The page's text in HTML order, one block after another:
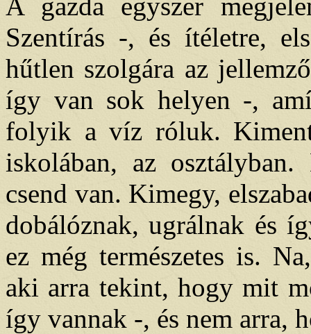
Szentírás -, és ítéletre,
hűtlen szolgára az
így van sok helyen -,
folyik a víz róluk.
iskolában, az
csend van. Kimegy,
dobálóznak, ugrálnak és
ez még természetes is.
aki arra tekint, hogy mit
így vannak -, és nem arra,